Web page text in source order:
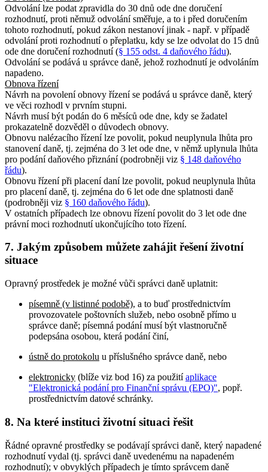
Odvolání lze podat zpravidla do 30 dnů ode dne doručení
rozhodnutí, proti němuž odvolání směřuje, a to i před doručením
tohoto rozhodnutí, pokud zákon nestanoví jinak - např. v případě
odvolání proti rozhodnutí o přeplatku, kdy se lze odvolat do 15 dnů
ode dne doručení rozhodnutí (§ 155 odst. 4 daňového řádu).
Odvolání se podává u správce daně, jehož rozhodnutí je odvoláním
napadeno.
Obnova řízení
Návrh na povolení obnovy řízení se podává u správce daně, který
ve věci rozhodl v prvním stupni.
Návrh musí být podán do 6 měsíců ode dne, kdy se žadatel
prokazatelně dozvěděl o důvodech obnovy.
Obnovu nalézacího řízení lze povolit, pokud neuplynula lhůta pro
stanovení daně, tj. zejména do 3 let ode dne, v němž uplynula lhůta
pro podání daňového přiznání (podrobněji viz § 148 daňového
řádu).
Obnovu řízení při placení daní lze povolit, pokud neuplynula lhůta
pro placení daně, tj. zejména do 6 let ode dne splatnosti daně
(podrobněji viz § 160 daňového řádu).
V ostatních případech lze obnovu řízení povolit do 3 let ode dne
právní moci rozhodnutí ukončujícího toto řízení.
7. Jakým způsobem můžete zahájit řešení životní
situace
Opravný prostředek je možné vůči správci daně uplatnit:
písemně (v listinné podobě), a to buď prostřednictvím
provozovatele poštovních služeb, nebo osobně přímo u
správce daně; písemná podání musí být vlastnoručně
podepsána osobou, která podání činí,
ústně do protokolu u příslušného správce daně, nebo
elektronicky (blíže viz bod 16) za použitíaplikace
"Elektronická podání pro Finanční správu (EPO)", popř.
prostřednictvím datové schránky.
8. Na které instituci životní situaci řešit
Řádné opravné prostředky se podávají správci daně, který napadené
rozhodnutí vydal (tj. správci daně uvedenému na napadeném
rozhodnutí); v obvyklých případech je tímto správcem daně